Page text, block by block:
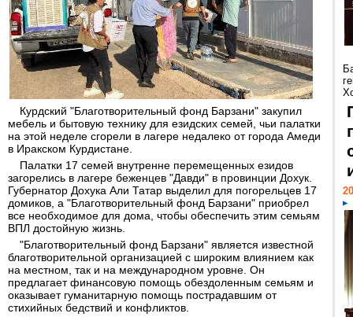
Курдский "Благотворительный фонд Барзани" закупил
мебель и бытовую технику для езидских семей, чьи палатки
на этой неделе сгорели в лагере недалеко от города Амеди
в Иракском Курдистане.
Палатки 17 семей внутренне перемещенных езидов
загорелись в лагере беженцев "Давди" в провинции Дохук.
Губернатор Дохука Али Татар выделил для погорельцев 17
домиков, а "Благотворительный фонд Барзани" приобрел
все необходимое для дома, чтобы обеспечить этим семьям
ВПЛ достойную жизнь.
"Благотворительный фонд Барзани" является известной
благотворительной организацией с широким влиянием как
на местном, так и на международном уровне. Он
предлагает финансовую помощь обездоленным семьям и
оказывает гуманитарную помощь пострадавшим от
стихийных бедствий и конфликтов.